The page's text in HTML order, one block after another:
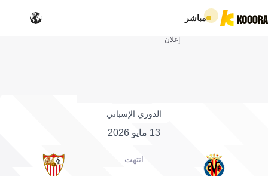
مباشر
إعلان
الدوري الإسباني
13 مايو 2026
انتهت